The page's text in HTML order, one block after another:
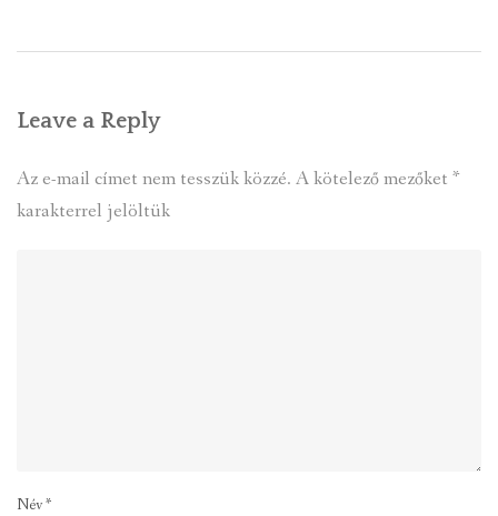
Leave a Reply
Az e-mail címet nem tesszük közzé. A kötelező mezőket *
karakterrel jelöltük
Név*